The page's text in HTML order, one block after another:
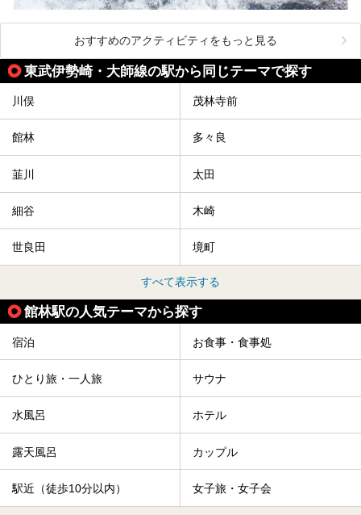
おすすめのアクティビティをもっと見る
東武伊勢崎・大師線の駅から同じテーマで探す
川俣 茂林寺前
館林 多々良
韮川 太田
細谷 木崎
世良田 境町
すべて表示する
館林駅の人気テーマから探す
宿泊 お食事・食事処
ひとり旅・一人旅 サウナ
水風呂 ホテル
露天風呂 カップル
駅近（徒歩10分以内） 女子旅・女子会